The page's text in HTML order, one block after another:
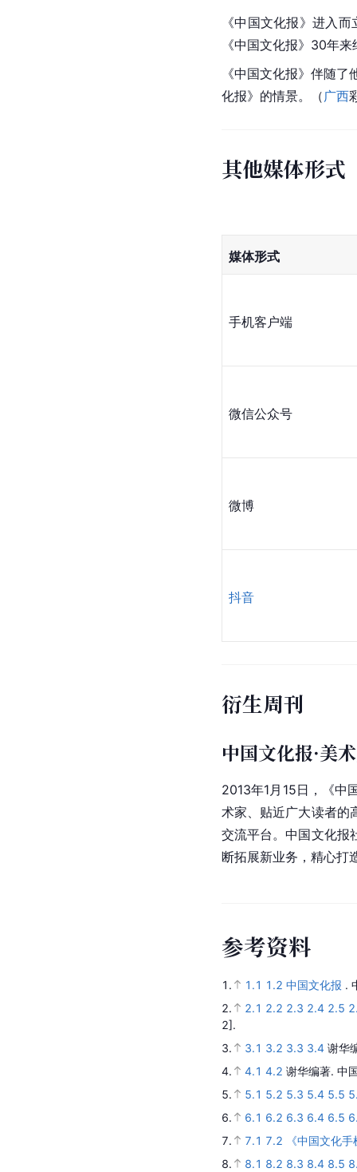
《中国文化报》进入
《中国文化报》30年
《中国文化报》伴随
化报》的情景。（广西
其他媒体形式
媒体形式
手机客户端
微信公众号
微博
抖音
衍生周刊
中国文化报·美
2013年1月15日，《中
术家、贴近广大读者的
交流平台。中国文化报
断拓展新业务，精心打
参考资料
1. 1.1 1.2 中国文化报 .
2.
2.1 2.2 2.3 2.4 2.5
2].
3.
3.1 3.2 3.3 3.4 谢华
4.
4.1 4.2 谢华编著. 中
5.
5.1 5.2 5.3 5.4 5.5
6.
6.1 6.2 6.3 6.4 6.5
7.
7.1 7.2
《中国文化
8.
8.1 8.2 8.3 8.4 8.5